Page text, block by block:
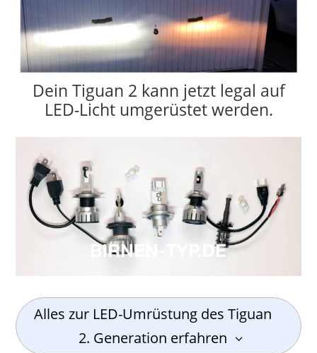
Dein Tiguan 2 kann jetzt legal auf
LED-Licht umgerüstet werden.
Alles zur LED-Umrüstung des Tiguan
2. Generation erfahren